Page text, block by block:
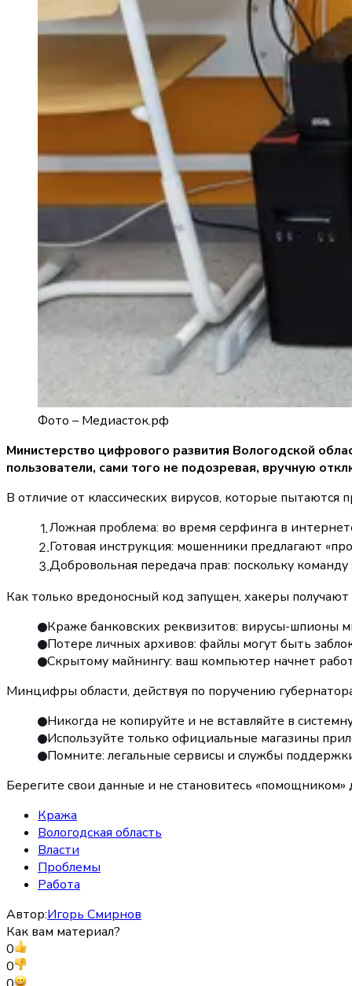
Фото – Медиасток.рф
Министерство цифрового развития Вологодской
пользователи, сами того не подозревая, вручную
В отличие от классических вирусов, которые пытаются
Ложная проблема: во время серфинга в
Готовая инструкция: мошенники предлагают
Добровольная передача прав: поскольку
Как только вредоносный код запущен, хакеры
Краже банковских реквизитов: вирусы-шпионы
Потере личных архивов: файлы могут быть
Скрытому майнингу: ваш компьютер начнет
Минцифры области, действуя по поручению
Никогда не копируйте и не вставляйте в
Используйте только официальные магазины
Помните: легальные сервисы и службы
Берегите свои данные и не становитесь «помощником»
Кража
Вологодская область
Власти
Проблемы
Работа
Автор:Игорь Смирнов
Как вам материал?
0
0